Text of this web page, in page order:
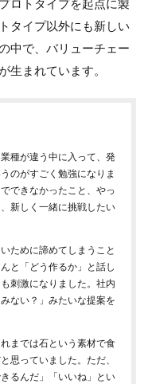
ロトタイプを起点に製
タイプ以外にも新しい
中で、バリューチェー
生まれています。
種が違う中に入って、発
のがすごく勉強になりま
できなかったこと、やっ
新しく一緒に挑戦したい
ために諦めてしまうこと
と「どう作るか」と話し
刺激になりました。社内
ない？」みたいな提案を
までは石という素材で食
思っていました。ただ、
るんだ」「いいね」とい